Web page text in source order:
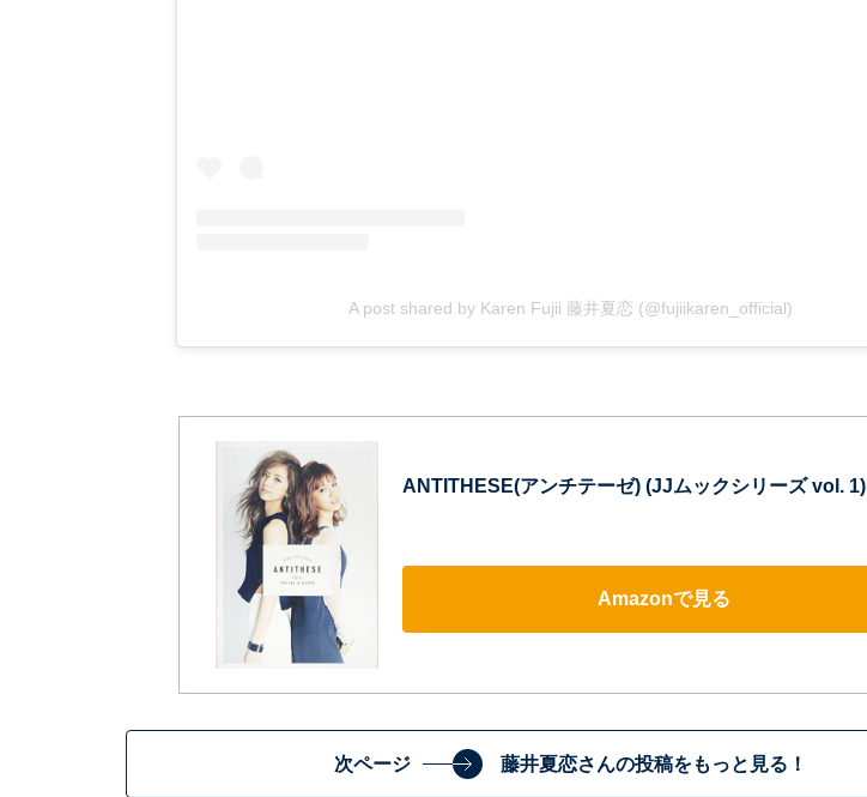
A post shared by Karen Fujii 藤井夏恋 (@fujiikaren_official)
ANTITHESE(アンチテーゼ) (JJムックシリーズ vol. 1)
Amazonで見る
次ページ 藤井夏恋さんの投稿をもっと見る！